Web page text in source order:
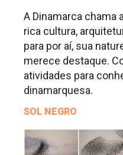
A Dinamarca chama
rica cultura,
para por aí, sua
merece destaque.
atividades para
dinamarquesa.
SOL NEGRO